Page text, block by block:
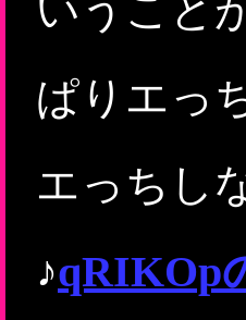
いうこと
ぱりエっ
エっちし
♪qRIKOp